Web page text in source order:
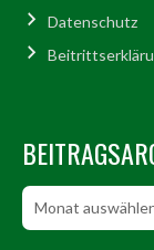
Datenschutz
Beitragsarchiv